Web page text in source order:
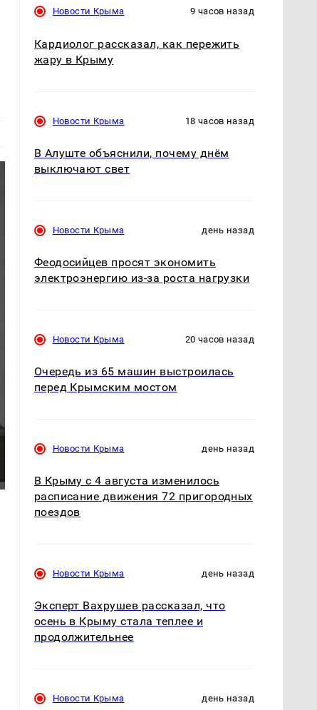
Новости Крыма 9 часов назад
Кардиолог рассказал, как пережить
жару в Крыму
Новости Крыма 18 часов назад
В Алуште объяснили, почему днём
выключают свет
Новости Крыма день назад
Феодосийцев просят экономить
электроэнергию из-за роста нагрузки
Новости Крыма 20 часов назад
Очередь из 65 машин выстроилась
перед Крымским мостом
Новости Крыма день назад
В Крыму с 4 августа изменилось
расписание движения 72 пригородных
поездов
Новости Крыма день назад
Эксперт Вахрушев рассказал, что
осень в Крыму стала теплее и
продолжительнее
Новости Крыма день назад